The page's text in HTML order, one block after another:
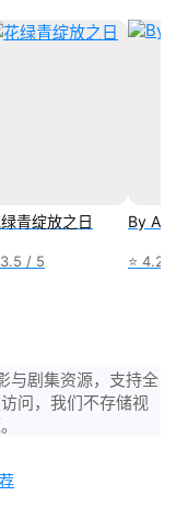
青绽放之日
3.5 / 5
By
⭐ 4.2
与剧集资源，支持全
问，我们不存储视